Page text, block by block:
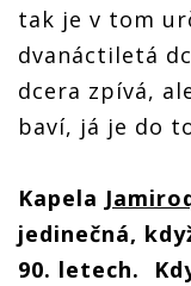
tak je v tom
dvanáctiletá
dcera zpívá,
baví, já je do
Kapela
jedinečná,
90. letech.